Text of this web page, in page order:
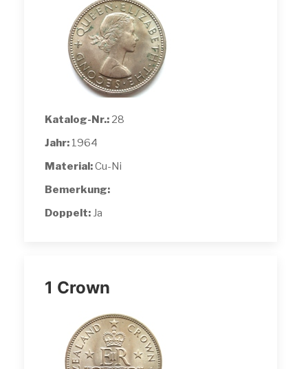
Katalog-Nr.: 28
Jahr: 1964
Material:Cu-Ni
Bemerkung:
Doppelt: Ja
1 Crown